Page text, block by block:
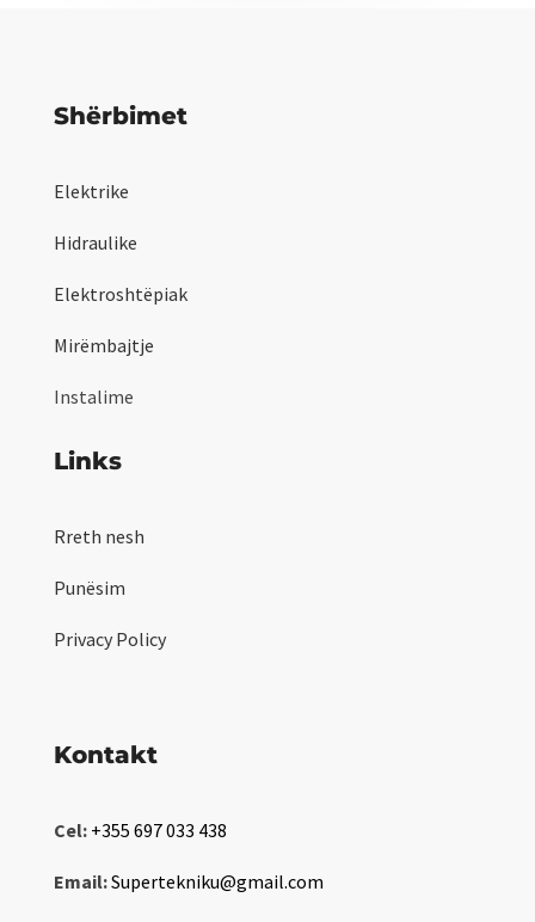
Shërbimet
Elektrike
Hidraulike
Elektroshtëpiak
Mirëmbajtje
Instalime
Links
Rreth nesh
Punësim
Privacy Policy
Kontakt
Cel: +355 697 033 438
Email:Supertekniku@gmail.com